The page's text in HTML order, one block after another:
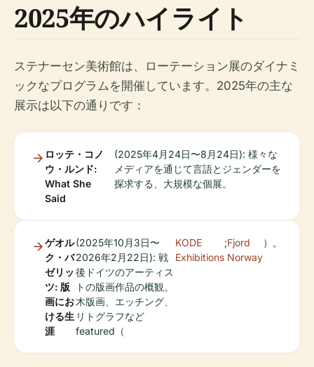
2025年のハイライト
ステナーセン美術館は、ローテーション展のダイナミ
ックなプログラムを開催しています。2025年の主な
展示は以下の通りです：
ロッテ・コノ
ウ・ルンド:
What She
Said
(2025年4月24日〜8月24日): 様々な
メディアを通じて言語とジェンダーを
探求する、大規模な個展。
ゲオル
ク・バ
ゼリッ
ツ: 版
画にお
ける生
涯
(2025年10月3日〜
2026年2月22日): 戦
後ドイツのアーティス
トの版画作品の概観。
木版画、エッチング、
リトグラフなど
featured（
KODE
Exhibitions
;Fjord
Norway
）。